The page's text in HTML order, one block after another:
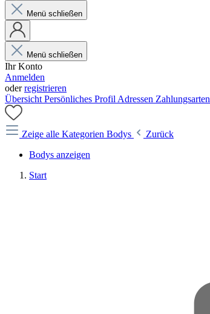
Menü schließen
Menü schließen
Ihr Konto
Anmelden
oderregistrieren
Übersicht Persönliches Profil Adressen Zahlungsarten
Zeige alle Kategorien Bodys
Zurück
Bodys anzeigen
Start